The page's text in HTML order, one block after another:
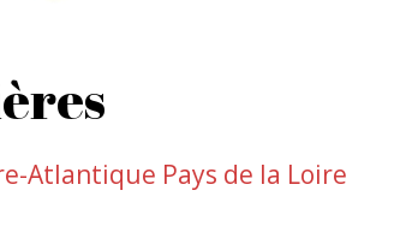
Atlantique Pays de la Loire